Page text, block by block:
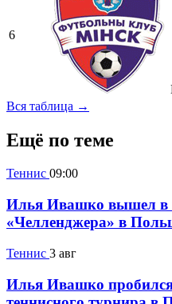
6
Вся таблица →
Ещё по теме
Теннис 09:00
Илья Ивашко вышел в
«Челленджера» в
Теннис 3 авг
Илья Ивашко